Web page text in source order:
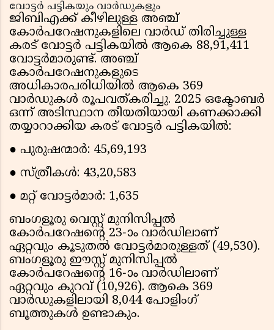
വോട്ടർ പട്ടികയും വാർഡുകളും
ജിബിഎക്ക് കീഴിലുള്ള അഞ്ച്
കോർപറേഷനുകളിലെ വാർഡ് തിരിച്ചുള്ള
കരട് വോട്ടർ പട്ടികയിൽ ആകെ 88,91,411
വോട്ടർമാരുണ്ട്. അഞ്ച്
കോർപറേഷനുകളുടെ
അധികാരപരിധിയിൽ ആകെ 369
വാർഡുകൾ രൂപവത്കരിച്ചു. 2025 ഒക്ടോബർ
ഒന്ന് അടിസ്ഥാന തീയതിയായി കണക്കാക്കി
തയ്യാറാക്കിയ കരട് വോട്ടർ പട്ടികയിൽ:
● പുരുഷന്മാർ: 45,69,193
● സ്ത്രീകൾ: 43,20,583
● മറ്റ് വോട്ടർമാർ: 1,635
ബംഗളൂരു വെസ്റ്റ് മുനിസിപ്പൽ
കോർപറേഷന്റെ 23-ാം വാർഡിലാണ്
ഏറ്റവും കൂടുതൽ വോട്ടർമാരുള്ളത് (49,530).
ബംഗളൂരു ഈസ്റ്റ് മുനിസിപ്പൽ
കോർപറേഷന്റെ 16-ാം വാർഡിലാണ്
ഏറ്റവും കുറവ് (10,926). ആകെ 369
വാർഡുകളിലായി 8,044 പോളിംഗ്
ബൂത്തുകൾ ഉണ്ടാകും.